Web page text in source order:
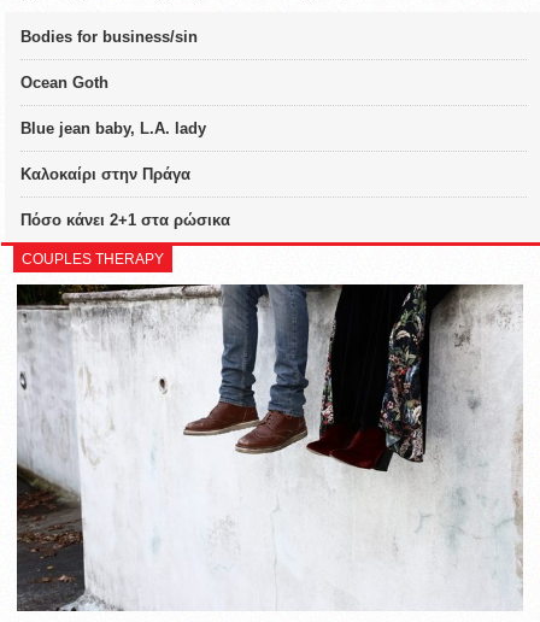
Bodies for business/sin
Ocean Goth
Blue jean baby, L.A. lady
Καλοκαίρι στην Πράγα
Πόσο κάνει 2+1 στα ρώσικα
COUPLES THERAPY